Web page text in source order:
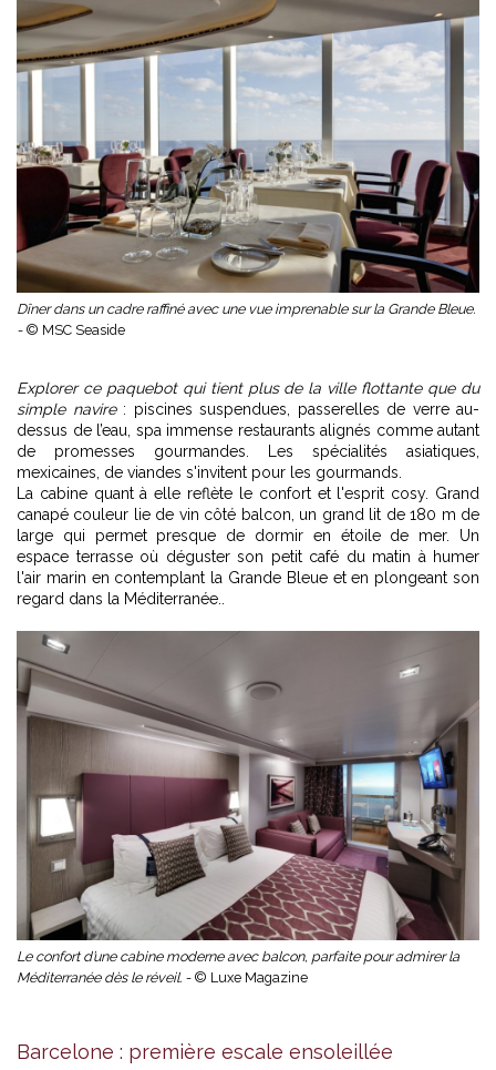
Dîner dans un cadre raffiné avec une vue imprenable sur la Grande Bleue.
- © MSC Seaside
Explorer ce paquebot qui tient plus de la ville flottante que du
simple navire: piscines suspendues, passerelles de verre au-
dessus de l’eau, spa immense restaurants alignés comme autant
de promesses gourmandes. Les spécialités asiatiques,
mexicaines, de viandes s'invitent pour les gourmands.
La cabine quant à elle reflète le confort et l'esprit cosy. Grand
canapé couleur lie de vin côté balcon, un grand lit de 180 m de
large qui permet presque de dormir en étoile de mer. Un
espace terrasse où déguster son petit café du matin à humer
l'air marin en contemplant la Grande Bleue et en plongeant son
regard dans la Méditerranée..
Le confort d’une cabine moderne avec balcon, parfaite pour admirer la
Méditerranée dès le réveil. - © Luxe Magazine
Barcelone : première escale ensoleillée